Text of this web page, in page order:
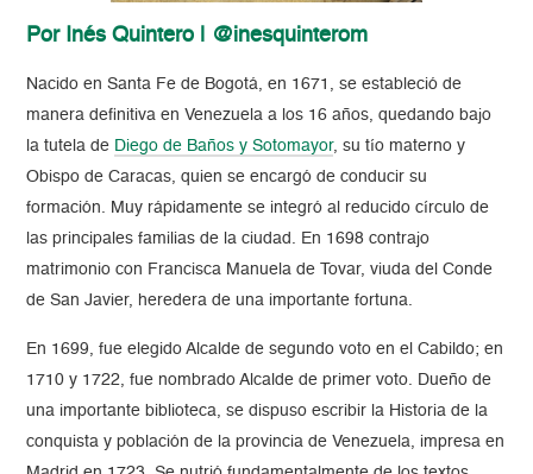
Por Inés Quintero | @inesquinterom
Nacido en Santa Fe de Bogotá, en 1671, se estableció de
manera definitiva en Venezuela a los 16 años, quedando bajo
la tutela de Diego de Baños y Sotomayor, su tío materno y
Obispo de Caracas, quien se encargó de conducir su
formación. Muy rápidamente se integró al reducido círculo de
las principales familias de la ciudad. En 1698 contrajo
matrimonio con Francisca Manuela de Tovar, viuda del Conde
de San Javier, heredera de una importante fortuna.
En 1699, fue elegido Alcalde de segundo voto en el Cabildo; en
1710 y 1722, fue nombrado Alcalde de primer voto. Dueño de
una importante biblioteca, se dispuso escribir la Historia de la
conquista y población de la provincia de Venezuela, impresa en